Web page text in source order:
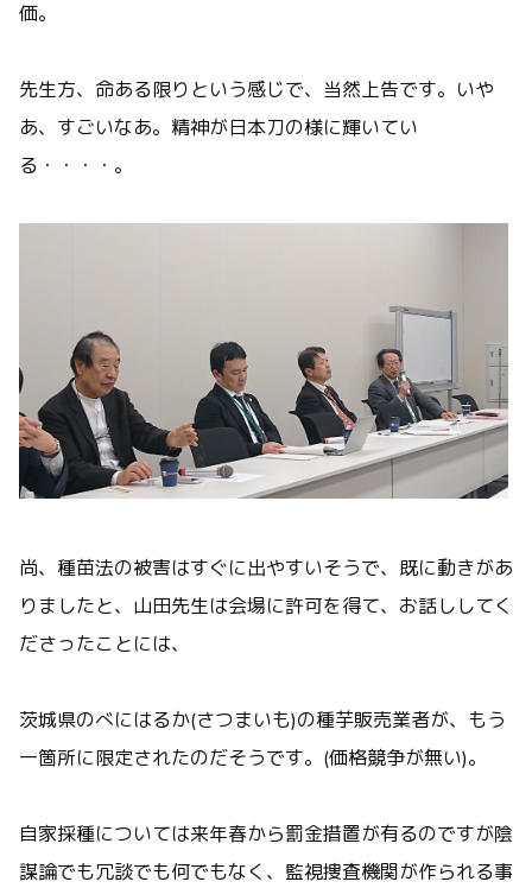
価。
先生方、命ある限りという感じで、当然上告です。いや
あ、すごいなあ。精神が日本刀の様に輝いてい
る・・・・。
尚、種苗法の被害はすぐに出やすいそうで、既に動きがあ
りましたと、山田先生は会場に許可を得て、お話ししてく
ださったことには、
茨城県のべにはるか(さつまいも)の種芋販売業者が、もう
一箇所に限定されたのだそうです。(価格競争が無い)。
自家採種については来年春から罰金措置が有るのですが陰
謀論でも冗談でも何でもなく、監視捜査機関が作られる事